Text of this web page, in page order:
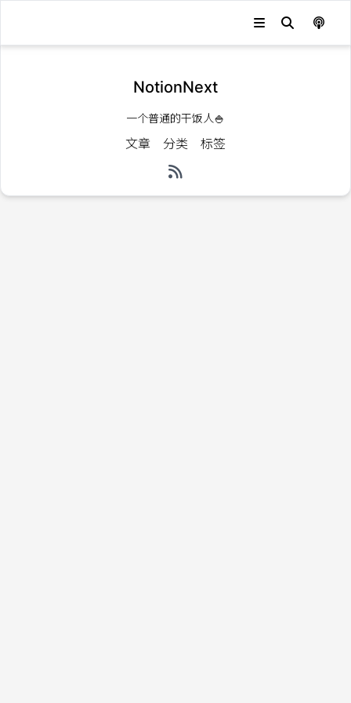
NotionNext
一个普通的干饭人🍚
文章 分类 标签